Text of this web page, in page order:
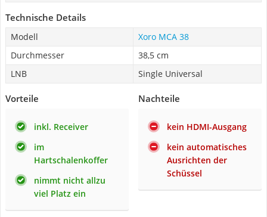
Technische Details
Modell
Xoro MCA 38
Durchmesser
38,5 cm
LNB
Single Universal
Vorteile
inkl. Receiver
im
Hartschalenkoffer
nimmt nicht allzu
viel Platz ein
Nachteile
kein HDMI-Ausgang
kein automatisches
Ausrichten der
Schüssel